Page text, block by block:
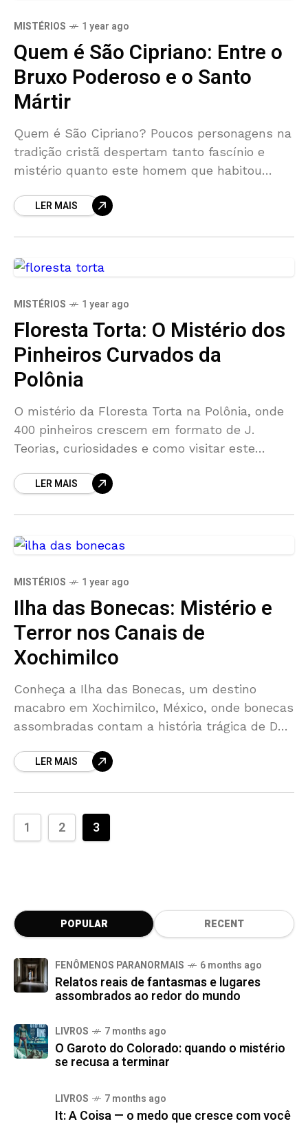
MISTÉRIOS 1 year ago
Quem é São Cipriano: Entre o
Bruxo Poderoso e o Santo
Mártir
Quem é São Cipriano? Poucos personagens na
tradição cristã despertam tanto fascínio e
mistério quanto este homem que habitou
católicos e dos grimórios de magia.
LER MAIS
MISTÉRIOS 1 year ago
Floresta Torta: O Mistério dos
Pinheiros Curvados da
Polônia
O mistério da Floresta Torta na Polônia, onde
400 pinheiros crescem em formato de J.
Teorias, curiosidades e como visitar este
LER MAIS
MISTÉRIOS 1 year ago
Ilha das Bonecas: Mistério e
Terror nos Canais de
Xochimilco
Conheça a Ilha das Bonecas, um destino
macabro em Xochimilco, México, onde bonecas
assombradas contam a história trágica de Don
LER MAIS
1 2 3
POPULAR RECENT
FENÔMENOS PARANORMAIS 6 months ago
Relatos reais de fantasmas e lugares
assombrados ao redor do mundo
LIVROS 7 months ago
O Garoto do Colorado: quando o mistério
se recusa a terminar
LIVROS 7 months ago
It: A Coisa — o medo que cresce com você